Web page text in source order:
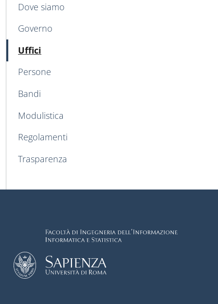
Dove siamo
Governo
Uffici
Persone
Bandi
Modulistica
Regolamenti
Trasparenza